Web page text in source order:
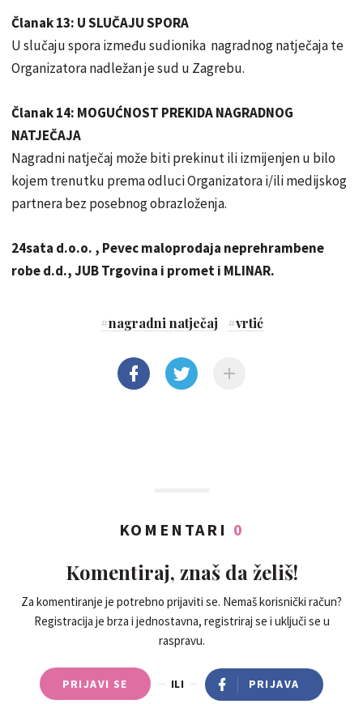
Članak 13: U SLUČAJU SPORA
U slučaju spora između sudionika nagradnog natječaja te
Organizatora nadležan je sud u Zagrebu.
Članak 14: MOGUĆNOST PREKIDA NAGRADNOG
NATJEČAJA
Nagradni natječaj može biti prekinut ili izmijenjen u bilo
kojem trenutku prema odluci Organizatora i/ili medijskog
partnera bez posebnog obrazloženja.
24sata d.o.o. , Pevec maloprodaja neprehrambene
robe d.d., JUB Trgovina i prometi MLINAR.
#nagradni natječaj #vrtić
KOMENTARI 0
Komentiraj, znaš da želiš!
Za komentiranje je potrebno prijaviti se. Nemaš korisnički račun?
Registracija je brza i jednostavna, registriraj se i uključi se u
raspravu.
PRIJAVI SE ILI PRIJAVA